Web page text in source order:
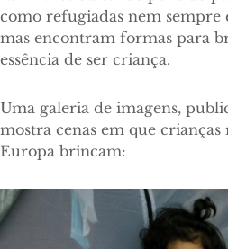
como refugiadas nem sempre
mas encontram formas para
essência de ser criança.
Uma galeria de imagens,
mostra cenas em que crianças
Europa brincam: